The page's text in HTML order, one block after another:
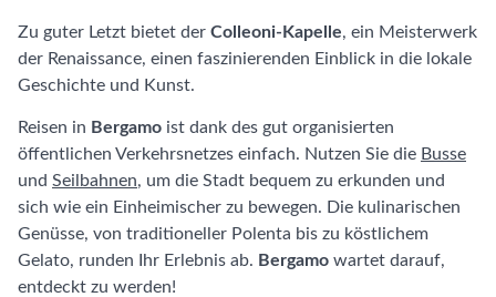
Zu guter Letzt bietet der Colleoni-Kapelle, ein Meisterwerk
der Renaissance, einen faszinierenden Einblick in die lokale
Geschichte und Kunst.
Reisen in Bergamo ist dank des gut organisierten
öffentlichen Verkehrsnetzes einfach. Nutzen Sie die Busse
und Seilbahnen, um die Stadt bequem zu erkunden und
sich wie ein Einheimischer zu bewegen. Die kulinarischen
Genüsse, von traditioneller Polenta bis zu köstlichem
Gelato, runden Ihr Erlebnis ab. Bergamo wartet darauf,
entdeckt zu werden!